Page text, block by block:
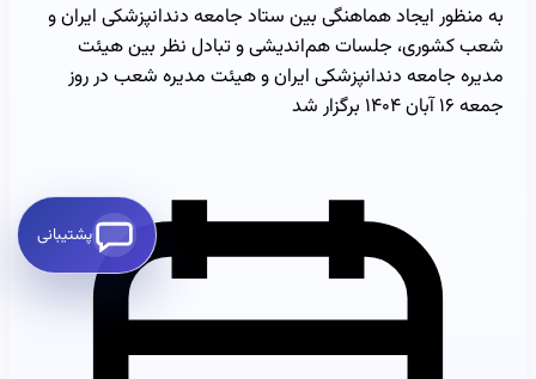
به منظور ایجاد هماهنگی بین ستاد جامعه دندانپزشکی ایران و
شعب کشوری، جلسات هم‌اندیشی و تبادل نظر بین هیئت
مدیره جامعه دندانپزشکی ایران و هیئت مدیره شعب در روز
جمعه ۱۶ آبان ۱۴۰۴ برگزار شد
پشتیبانی